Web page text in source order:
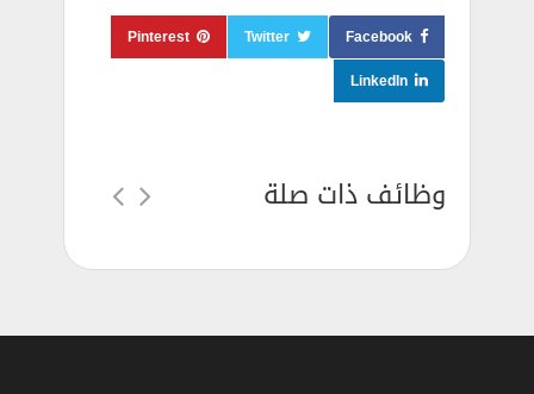
Facebook
Twitter
Pinterest
LinkedIn
وظائف ذات صلة